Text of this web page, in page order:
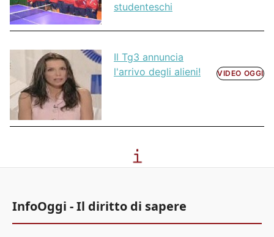
studenteschi
Il Tg3 annuncia
l'arrivo degli alieni!
VIDEO OGGI
InfoOggi - Il diritto di sapere